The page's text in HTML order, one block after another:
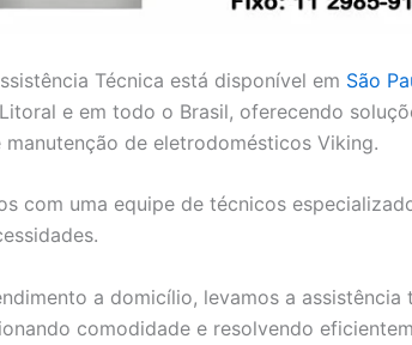
Técnica está disponível em São
e em todo o Brasil, oferecendo
manutenção de eletrodomésticos Viking.
com uma equipe de técnicos
a domicílio, levamos a assistência
comodidade e resolvendo